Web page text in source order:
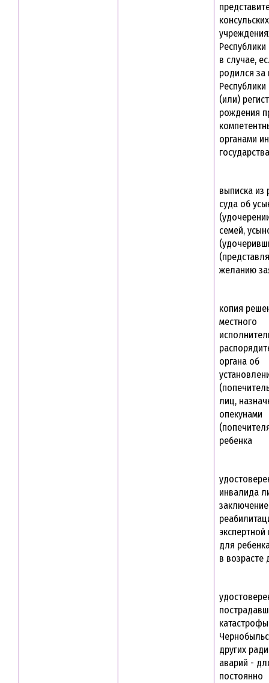
консульских
в случае,
родился
(или)
рождения
органами
государства
выписка из
суда об
семей,
желанию
копия
местного
органа об
лиц,
опекунами
ребенка
инвалида
для
в возрасте
других
аварий -
постоянно